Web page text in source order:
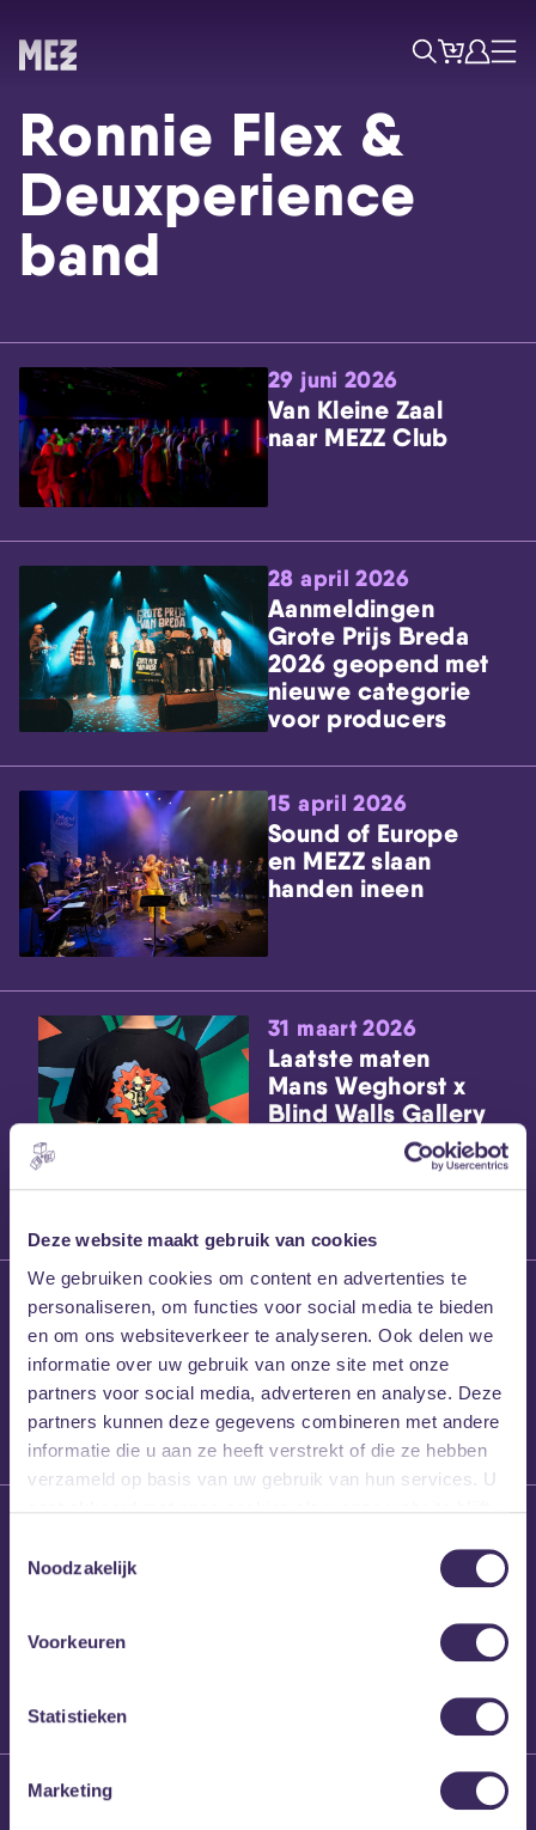
Deze website maakt gebruik van cookies
We gebruiken cookies om content en advertenties te
personaliseren, om functies voor social media te bieden
en om ons websiteverkeer te analyseren. Ook delen we
informatie over uw gebruik van onze site met onze
partners voor social media, adverteren en analyse. Deze
partners kunnen deze gegevens combineren met andere
informatie die u aan ze heeft verstrekt of die ze hebben
verzameld op basis van uw gebruik van hun services. U
Noodzakelijk
Voorkeuren
Statistieken
Marketing
Skip navigatie
ZoekTicketsAccount
Menu
Ronnie Flex &
Deuxperience
band
29 juni 2026
Van Kleine Zaal
naar MEZZ Club
28 april 2026
Aanmeldingen
Grote Prijs Breda
2026 geopend met
nieuwe categorie
voor producers
15 april 2026
Sound of Europe
en MEZZ slaan
handen ineen
31 maart 2026
Laatste maten
Mans Weghorst x
Blind Walls Gallery
x MEZZ shirts
27 maart 2026
Willem’s Blog:
Frans Kalf
Willem’s Blog: High